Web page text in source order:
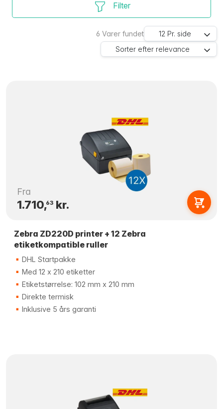
Filter
6Varer fundet 12 Pr. side
Sorter efter relevance
Fra
1.710,63kr.
Zebra ZD220D printer + 12 Zebra
etiketkompatible ruller
DHL Startpakke
Med 12 x 210 etiketter
Etiketstørrelse: 102 mm x 210 mm
Direkte termisk
Inklusive 5 års garanti